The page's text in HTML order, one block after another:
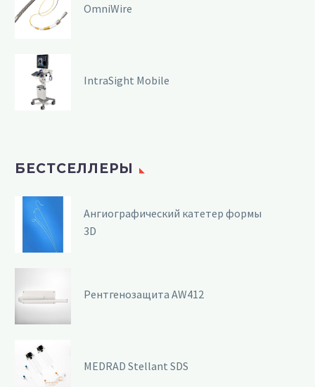
OmniWire
IntraSight Mobile
БЕСТСЕЛЛЕРЫ
Ангиографический катетер формы
3D
Рентгенозащита AW412
MEDRAD Stellant SDS